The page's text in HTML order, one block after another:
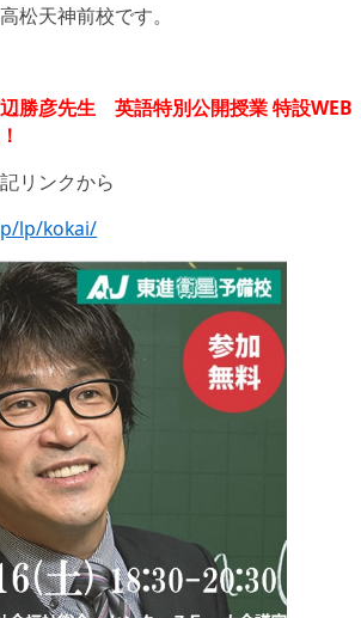
天神前校です。
勝彦先生 英語特別公開授業 特設WEB
リンクから
lp/kokai/